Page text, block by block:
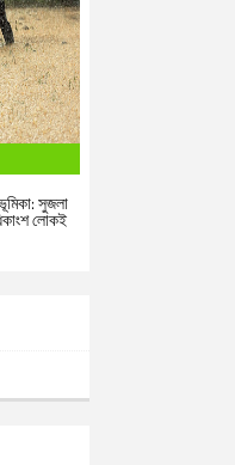
সুজলা
লোকই